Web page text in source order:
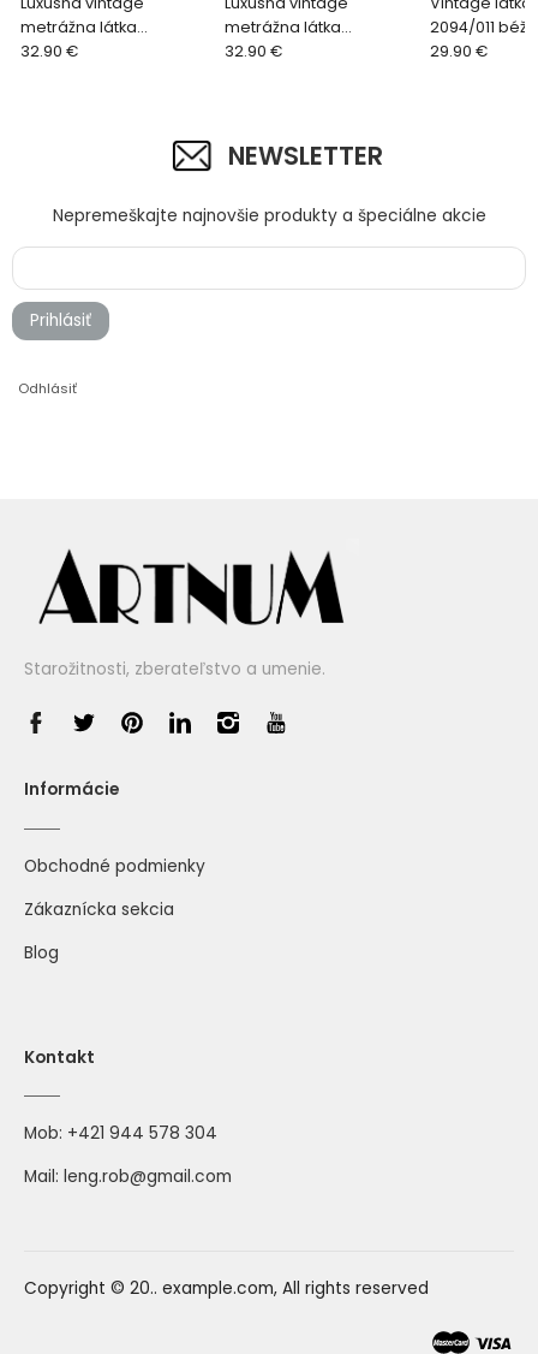
metrážna látka
Osaka2087/011béžová
32.90 €
metrážna látka
Osaka2087/611 zelená
32.90 €
2094/011
29.90 €
NEWSLETTER
Nepremeškajte najnovšie produkty a špeciálne akcie
Prihlásiť
Odhlásiť
Starožitnosti, zberateľstvo a umenie.
Informácie
Obchodné podmienky
Zákaznícka sekcia
Blog
Kontakt
Mob: +421 944 578 304
Mail: leng.rob@gmail.com
Copyright © 20.. example.com, All rights reserved